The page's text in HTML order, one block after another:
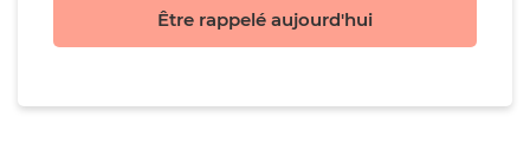
Être rappelé aujourd'hui